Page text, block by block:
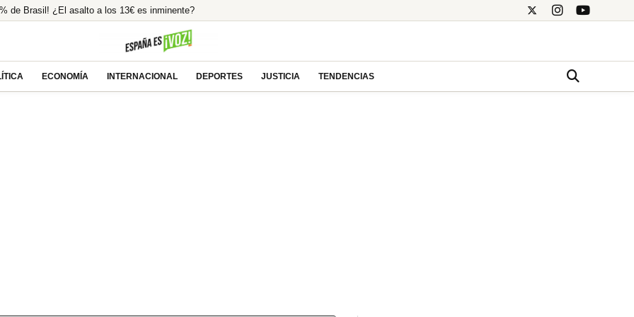
de Brasil! ¿El asalto a los 13€ es inminente?
Oculto! Su Pasión Ecuestre Te Dejará
ilegal tras la condena a Ábalos
ante las esperanzas de acuerdo entre EEUU
ECONOMÍA INTERNACIONAL DEPORTES JUSTICIA TENDENCIAS